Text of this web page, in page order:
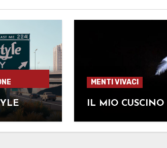
MENTI VIVACI
IL MIO